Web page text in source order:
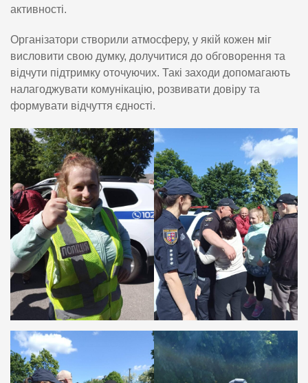
активності.
Організатори створили атмосферу, у якій кожен міг
висловити свою думку, долучитися до обговорення та
відчути підтримку оточуючих. Такі заходи допомагають
налагоджувати комунікацію, розвивати довіру та
формувати відчуття єдності.